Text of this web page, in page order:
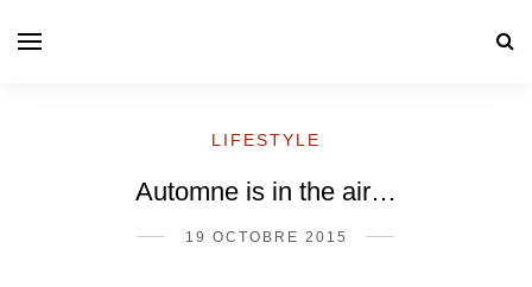
LIFESTYLE
Automne is in the air…
19 OCTOBRE 2015